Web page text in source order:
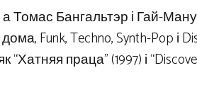
а Томас Бангальтэр і Гай-
Funk, Techno, Synth-Pop і
праца” (1997) і